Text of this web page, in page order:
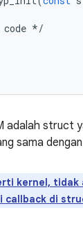
code */
adalah struct
sama
kernel, tidak
callback di